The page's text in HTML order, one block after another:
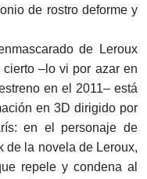
de rostro deforme y
de Leroux
–lo vi por azar en
en el 2011– está
en 3D dirigido por
en el personaje de
de la novela de Leroux,
repele y condena al